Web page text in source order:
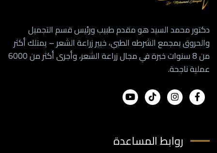
دكتور محمد السيد هو مقدم طبيب ورئيس قسم التجميل
والحروق بمجمع الشرطه الطبي، خبير زراعة الشعر – يمتلك أكثر
من 8 سنوات خبرة في مجال زراعة الشعر، وأجرى أكثر من 6000
عملية ناجحة.
روابط المساعدة